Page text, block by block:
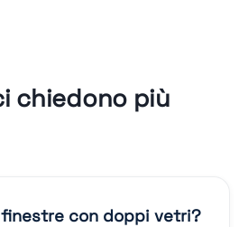
chiedono più
con doppi vetri?